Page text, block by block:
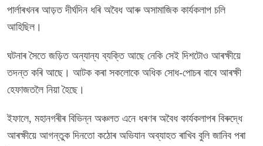
পাৰ্লাৰখনৰ আড়ত দীৰ্ঘদিন ধৰি অবৈধ আৰু অসামাজিক কাৰ্যকলাপ চলি
আহিছিল।
ঘটনাৰ সৈতে জড়িত অন্যান্য ব্যক্তি আছে নেকি সেই দিশটোও আৰক্ষীয়ে
তদন্ত কৰি আছে। আটক কৰা সকলোকে অধিক সোধ-পোচৰ বাবে আৰক্ষী
হেফাজতলৈ নিয়া হৈছে।
ইফালে, মহানগৰীৰ বিভিন্ন অঞ্চলত এনে ধৰণৰ অবৈধ কাৰ্যকলাপৰ বিৰুদ্ধে
আৰক্ষীয়ে আগন্তুক দিনতো কঠোৰ অভিযান অব্যাহত ৰাখিব বুলি জানিব পৰা